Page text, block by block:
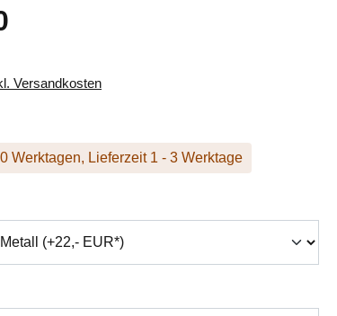
Versandkosten
Werktagen, Lieferzeit 1 - 3 Werktage